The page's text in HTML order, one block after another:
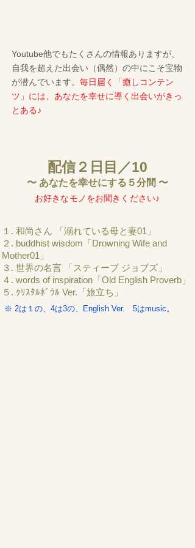
Youtube他でもたくさんの情報ありますが、
自我を超えた出会い（偶然）の中にこそ宝物
が潜んでいます。 毎日届く「癒しコンテン
ツ」には、あなたを幸せに導く出会いがきっ
とある♪
配信２日目／10
〜 あなたを幸せにする５分間 〜
​お好きなモノをお聞きください♪
１. 和尚さん 「溺れている母と妻01」
２. buddhist wisdom「Drowning Wife and
Mother01」
３. 世界の名言 「スティーブ ジョブズ」
４. words of inspiration「Old English Proverb」
５. ｸﾘｽﾀﾙﾎﾞｳﾙ Ver.「旅立ち」
※ 2は１の、4は3の、English Ver. 5はmusic。